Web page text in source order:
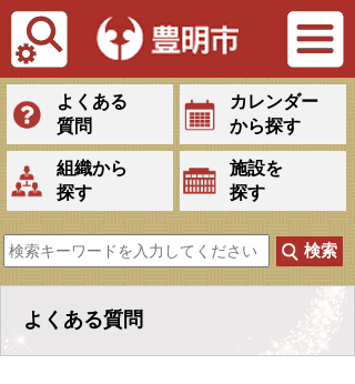
Tiếng Việt
よくある
質問
カレンダー
から探す
組織から
探す
施設を
探す
よくある質問